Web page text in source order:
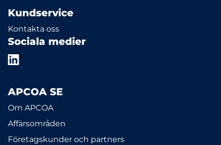
Kundservice
Kontakta oss
Sociala medier
APCOA SE
Om APCOA
Affärsområden
Företagskunder och partners